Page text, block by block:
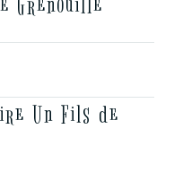
Un Fils de